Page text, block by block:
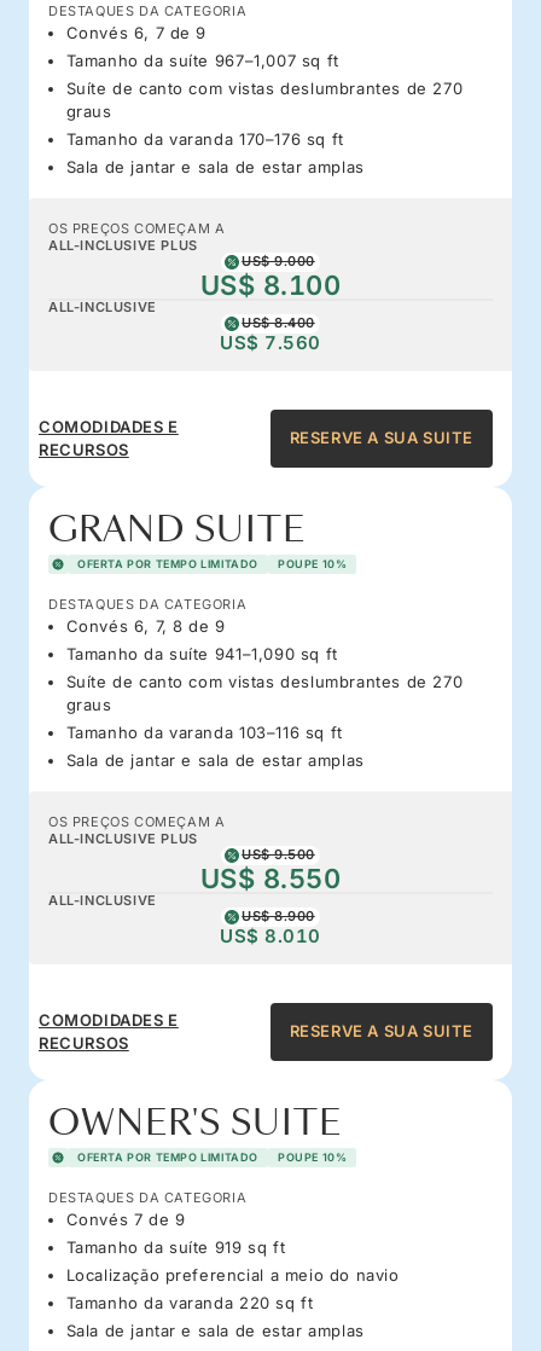
DESTAQUES DA CATEGORIA
Convés 6, 7 de 9
Tamanho da suíte 967–1,007 sq ft
Suíte de canto com vistas deslumbrantes de 270
graus
Tamanho da varanda 170–176 sq ft
Sala de jantar e sala de estar amplas
OS PREÇOS COMEÇAM A
ALL-INCLUSIVE PLUS
US$ 9.000
US$ 8.100
ALL-INCLUSIVE
US$ 8.400
US$ 7.560
COMODIDADES E
RECURSOS
RESERVE A SUA SUITE
GRAND SUITE
OFERTA POR TEMPO LIMITADO POUPE 10%
DESTAQUES DA CATEGORIA
Convés 6, 7, 8 de 9
Tamanho da suíte 941–1,090 sq ft
Suíte de canto com vistas deslumbrantes de 270
graus
Tamanho da varanda 103–116 sq ft
Sala de jantar e sala de estar amplas
OS PREÇOS COMEÇAM A
ALL-INCLUSIVE PLUS
US$ 9.500
US$ 8.550
ALL-INCLUSIVE
US$ 8.900
US$ 8.010
COMODIDADES E
RECURSOS
RESERVE A SUA SUITE
OWNER'S SUITE
OFERTA POR TEMPO LIMITADO POUPE 10%
DESTAQUES DA CATEGORIA
Convés 7 de 9
Tamanho da suíte 919 sq ft
Localização preferencial a meio do navio
Tamanho da varanda 220 sq ft
Sala de jantar e sala de estar amplas